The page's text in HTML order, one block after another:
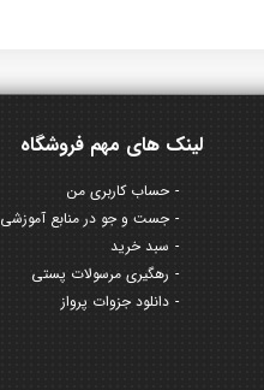
لینک های مهم فروشگاه
حساب کاربری من
جست و جو در منابع آموزشی
سبد خرید
رهگیری مرسولات پستی
دانلود جزوات پرواز